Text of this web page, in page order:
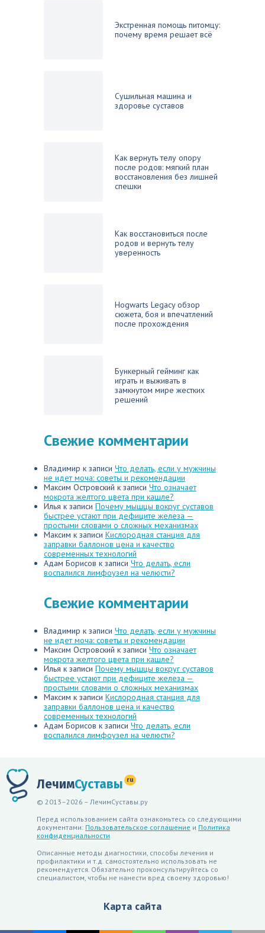
Экстренная помощь питомцу:
почему время решает всё
Сушильная машина и
здоровье суставов
Как вернуть телу опору
после родов: мягкий план
восстановления без лишней
спешки
Как восстановиться после
родов и вернуть телу
уверенность
Hogwarts Legacy обзор
сюжета, боя и впечатлений
после прохождения
Бункерный гейминг как
играть и выживать в
замкнутом мире жестких
решений
Свежие комментарии
Владимир к записи Что делать, если у мужчины
не идет моча: советы и рекомендации
Максим Островский к записи Что означает
мокрота желтого цвета при кашле?
Илья к записи Почему мышцы вокруг суставов
быстрее устают при дефиците железа —
простыми словами о сложных механизмах
Максим к записи Кислородная станция для
заправки баллонов цена и качество
современных технологий
Адам Борисов к записи Что делать, если
воспалился лимфоузел на челюсти?
Свежие комментарии
Владимир к записи Что делать, если у мужчины
не идет моча: советы и рекомендации
Максим Островский к записи Что означает
мокрота желтого цвета при кашле?
Илья к записи Почему мышцы вокруг суставов
быстрее устают при дефиците железа —
простыми словами о сложных механизмах
Максим к записи Кислородная станция для
заправки баллонов цена и качество
современных технологий
Адам Борисов к записи Что делать, если
воспалился лимфоузел на челюсти?
ЛечимСуставы ru
© 2013–2026 – ЛечимСуставы.ру
Перед использованием сайта ознакомьтесь со следующими
документами: Пользовательское соглашение и Политика
конфиденциальности
Описанные методы диагностики, способы лечения и
профилактики и т.д. самостоятельно использовать не
рекомендуется. Обязательно проконсультируйтесь со
специалистом, чтобы не нанести вред своему здоровью!
Карта сайта